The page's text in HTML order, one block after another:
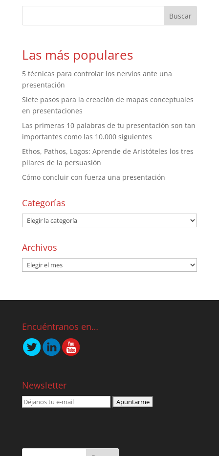
Las más populares
5 técnicas para controlar los nervios ante una
presentación
Siete pasos para la creación de mapas conceptuales
en presentaciones
Las primeras 10 palabras de tu presentación son tan
importantes como las 10.000 siguientes
Ethos, Pathos, Logos: Aprende de Aristóteles los tres
pilares de la persuasión
Cómo concluir con fuerza una presentación
Categorías
Archivos
Encuéntranos en…
Newsletter